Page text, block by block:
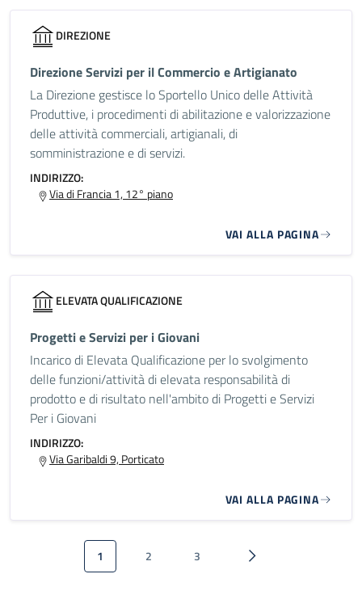
DIREZIONE
Direzione Servizi per il Commercio e Artigianato
La Direzione gestisce lo Sportello Unico delle Attività
Produttive, i procedimenti di abilitazione e valorizzazione
delle attività commerciali, artigianali, di
somministrazione e di servizi.
INDIRIZZO:
Via di Francia 1, 12° piano
VAI ALLA PAGINA
ELEVATA QUALIFICAZIONE
Progetti e Servizi per i Giovani
Incarico di Elevata Qualificazione per lo svolgimento
delle funzioni/attività di elevata responsabilità di
prodotto e di risultato nell'ambito di Progetti e Servizi
Per i Giovani
INDIRIZZO:
Via Garibaldi 9, Porticato
VAI ALLA PAGINA
Paginazione
Pagina attuale
1 Pagina
2 Pagina
3 Pagina successiva